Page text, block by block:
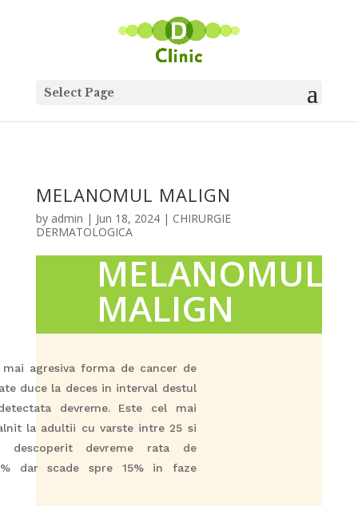
Select Page
MELANOMUL MALIGN
by admin | Jun 18, 2024| CHIRURGIE
DERMATOLOGICA
MELANOMUL
MALIGN
agresiva forma de cancer de
duce la deces in interval destul
devreme. Este cel mai
la adultii cu varste intre 25 si
devreme rata de
dar scade spre 15% in faze